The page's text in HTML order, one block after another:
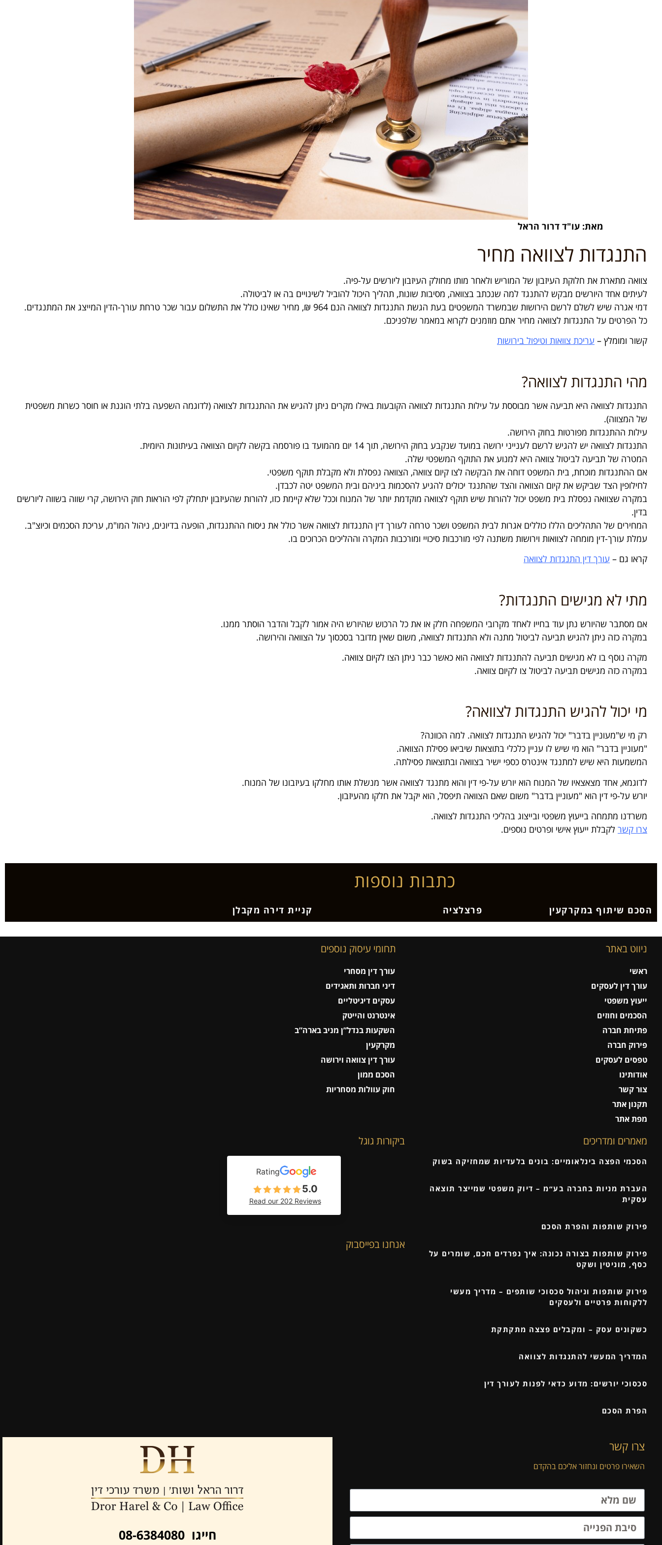
מאת: עו"ד דרור הראל
התנגדות לצוואה מחיר
צוואה מתארת את חלוקת העיזבון של המוריש ולאחר מותו מחולק העיזבון ליורשים על-פיה.
לעיתים אחד היורשים מבקש להתנגד למה שנכתב בצוואה, מסיבות שונות, תהליך היכול להוביל לשינויים בה או לביטולה.
דמי אגרה שיש לשלם לרשם הירושות שבמשרד המשפטים בעת הגשת התנגדות לצוואה הנם 964 ₪, מחיר שאינו כולל את התשלום עבור שכר טרחת עורך-הדין המייצג את המתנגדים.
כל הפרטים על התנגדות לצוואה מחיר אתם מוזמנים לקרוא במאמר שלפניכם.
קשור ומומלץ – עריכת צוואות וטיפול בירושות
מהי התנגדות לצוואה?
התנגדות לצוואה היא תביעה אשר מבוססת על עילות התנגדות לצוואה הקובעות באילו מקרים ניתן להגיש את ההתנגדות לצוואה (לדוגמה השפעה בלתי הוגנת או חוסר כשרות משפטית
של המצווה).
עילות ההתנגדות מפורטות בחוק הירושה.
התנגדות לצוואה יש להגיש לרשם לענייני ירושה במועד שנקבע בחוק הירושה, תוך 14 יום מהמועד בו פורסמה בקשה לקיום הצוואה בעיתונות היומית.
המטרה של תביעה לביטול צוואה היא למנוע את התוקף המשפטי שלה.
אם ההתנגדות מוכחת, בית המשפט דוחה את הבקשה לצו קיום צוואה, הצוואה נפסלת ולא מקבלת תוקף משפטי.
לחילופין הצד שביקש את קיום הצוואה והצד שהתנגד יכולים להגיע להסכמות ביניהם ובית המשפט יטה לכבדן.
במקרה שצוואה נפסלת בית משפט יכול להורות שיש תוקף לצוואה מוקדמת יותר של המנוח וככל שלא קיימת כזו, להורות שהעיזבון יתחלק לפי הוראות חוק הירושה, קרי שווה בשווה ליורשים
בדין.
המחירים של התהליכים הללו כוללים אגרות לבית המשפט ושכר טרחה לעורך דין התנגדות לצוואה אשר כולל את ניסוח ההתנגדות, הופעה בדיונים, ניהול המו"מ, עריכת הסכמים וכיוצ"ב.
עמלת עורך-דין מומחה לצוואות וירושות משתנה לפי מורכבות סיכויי ומורכבות המקרה וההליכים הכרוכים בו.
קראו גם – עורך דין התנגדות לצוואה
מתי לא מגישים התנגדות?
אם מסתבר שהיורש נתן עוד בחייו לאחד מקרובי המשפחה חלק או את כל הרכוש שהיורש היה אמור לקבל והדבר הוסתר ממנו.
במקרה כזה ניתן להגיש תביעה לביטול מתנה ולא התנגדות לצוואה, משום שאין מדובר בסכסוך על הצוואה והירושה.
מקרה נוסף בו לא מגישים תביעה להתנגדות לצוואה הוא כאשר כבר ניתן הצו לקיום צוואה.
במקרה כזה מגישים תביעה לביטול צו לקיום צוואה.
מי יכול להגיש התנגדות לצוואה?
רק מי ש"מעוניין בדבר" יכול להגיש התנגדות לצוואה. למה הכוונה?
"מעוניין בדבר" הוא מי שיש לו עניין כלכלי בתוצאות שיביאו פסילת הצוואה.
המשמעות היא שיש למתנגד אינטרס כספי ישיר בצוואה ובתוצאות פסילתה.
לדוגמא, אחד מצאצאיו של המנוח הוא יורש על-פי דין והוא מתנגד לצוואה אשר מנשלת אותו מחלקו בעיזבונו של המנוח.
יורש על-פי דין הוא "מעוניין בדבר" משום שאם הצוואה תיפסל, הוא יקבל את חלקו מהעיזבון.
משרדנו מתמחה בייעוץ משפטי ובייצוג בהליכי התנגדות לצוואה.
צרו קשר לקבלת ייעוץ אישי ופרטים נוספים.
כתבות נוספות
הסכם שיתוף במקרקעין פרצלציה קניית דירה מקבלן
ניווט באתר
ראשי
עורך דין לעסקים
ייעוץ משפטי
הסכמים וחוזים
פתיחת חברה
פירוק חברה
טפסים לעסקים
אודותינו
צור קשר
תקנון אתר
מפת אתר
תחומי עיסוק נוספים
עורך דין מסחרי
דיני חברות ותאגידים
עסקים דיגיטליים
אינטרנט והייטק
השקעות בנדל”ן מניב בארה”ב
מקרקעין
עורך דין צוואה וירושה
הסכם ממון
חוק עוולות מסחריות
מאמרים ומדריכים
הסכמי הפצה בינלאומיים: בונים בלעדיות שמחזיקה בשוק
העברת מניות בחברה בע״מ – דיוק משפטי שמייצר תוצאה
עסקית
פירוק שותפות והפרת הסכם
פירוק שותפות בצורה נכונה: איך נפרדים חכם, שומרים על
כסף, מוניטין ושקט
פירוק שותפות וניהול סכסוכי שותפים – מדריך מעשי
ללקוחות פרטיים ולעסקים
כשקונים עסק – ומקבלים פצצה מתקתקת
המדריך המעשי להתנגדות לצוואה
סכסוכי יורשים: מדוע כדאי לפנות לעורך דין
הפרת הסכם
ביקורות גוגל
Rating
5.0
Read our 202 Reviews
אנחנו בפייסבוק
צרו קשר
השאירו פרטים ונחזור אליכם בהקדם
חייגו 08-6384080